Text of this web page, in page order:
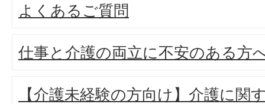
よくあるご質問
仕事と介護の両立に不安のある方
【介護未経験の方向け】介護に関